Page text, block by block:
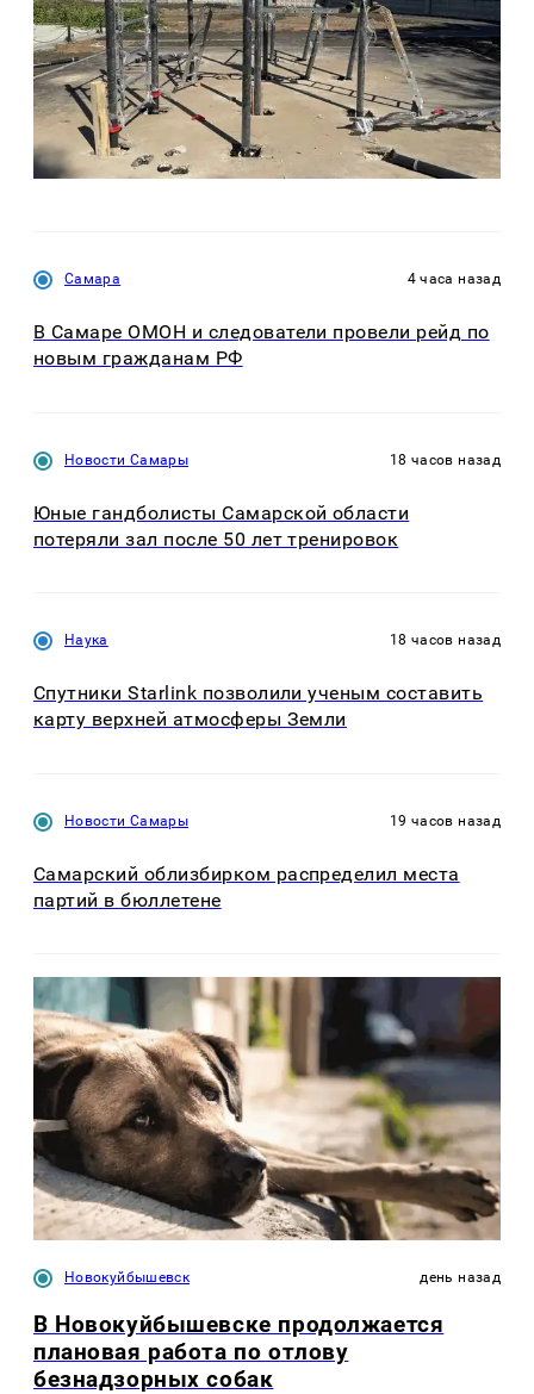
Самара 4 часа назад
В Самаре ОМОН и следователи провели рейд по
новым гражданам РФ
Новости Самары 18 часов назад
Юные гандболисты Самарской области
потеряли зал после 50 лет тренировок
Наука 18 часов назад
Спутники Starlink позволили ученым составить
карту верхней атмосферы Земли
Новости Самары 19 часов назад
Самарский облизбирком распределил места
партий в бюллетене
Новокуйбышевск день назад
В Новокуйбышевске продолжается
плановая работа по отлову
безнадзорных собак